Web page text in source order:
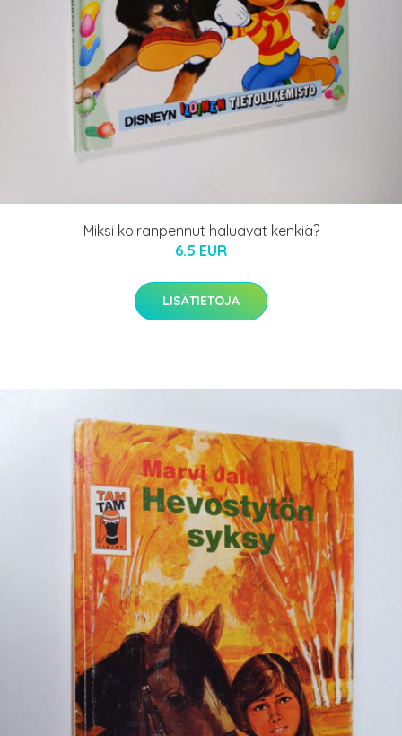
Miksi koiranpennut haluavat kenkiä?
6.5 EUR
LISÄTIETOJA